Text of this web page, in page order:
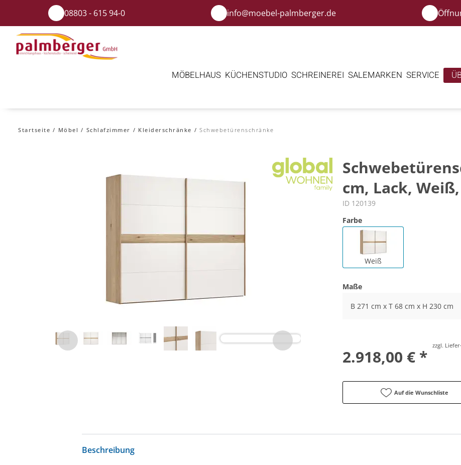
08803 - 615 94-0 info@moebel-palmberger.de
MÖBELHAUS KÜCHENSTUDIO SCHREINEREI SALEMARKEN SERVICE
Startseite Möbel Schlafzimmer Kleiderschränke Schwebetürenschränke
cm, Lack,
ID 120139
Farbe
Weiß
Maße
B 271 cm x T 68 cm x H 230 cm
2.918,00 € *
zzgl.
Auf die Wunschliste
Beschreibung